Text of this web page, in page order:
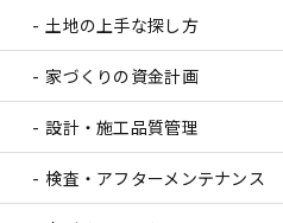
土地の上手な探し方
家づくりの資金計画
設計・施工品質管理
検査・アフターメンテナンス